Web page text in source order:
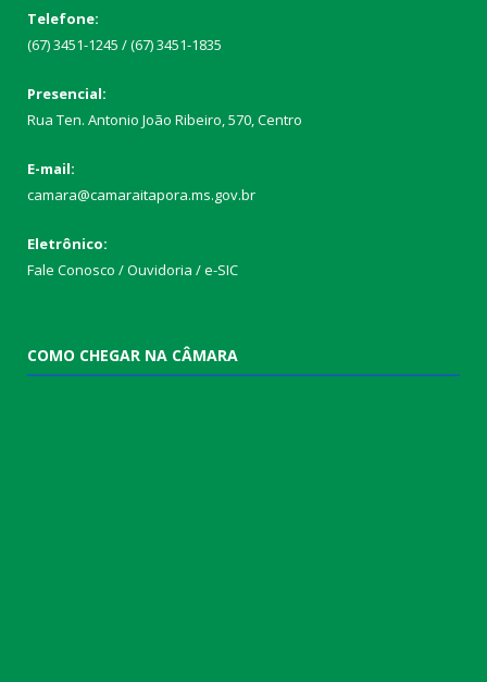
Telefone:
(67) 3451-1245 / (67) 3451-1835
Presencial:
Rua Ten. Antonio João Ribeiro, 570, Centro
E-mail:
camara@camaraitapora.ms.gov.br
Eletrônico:
Fale Conosco / Ouvidoria / e-SIC
COMO CHEGAR NA CÂMARA